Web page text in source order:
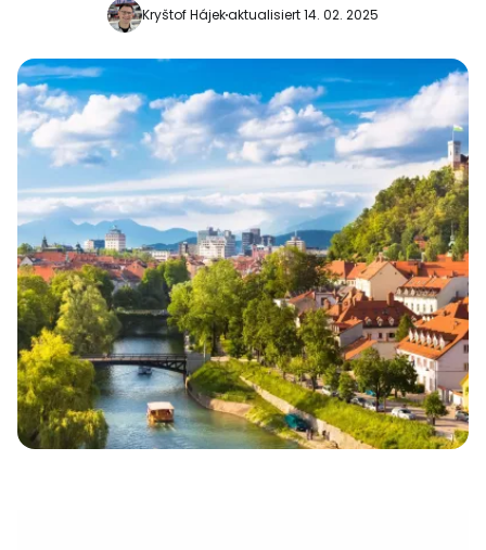
Kryštof Hájekaktualisiert 14. 02. 2025
Weiter mit Facebook
Weiter mit E-Mail